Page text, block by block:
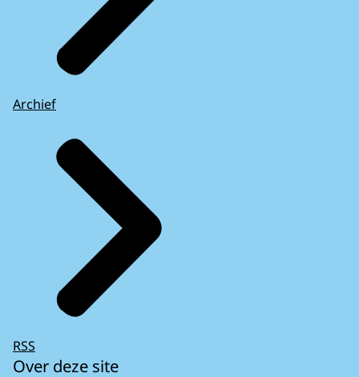
Archief
RSS
Over deze site